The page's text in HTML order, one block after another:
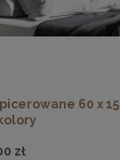
60 x 15
zł